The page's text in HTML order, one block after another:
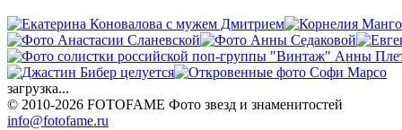
загрузка...
© 2010-2026 FOTOFAME Фото звезд и знаменитостей
info@fotofame.ru